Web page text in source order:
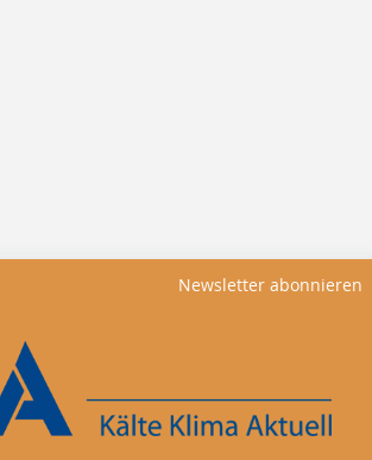
Newsletter abonnieren